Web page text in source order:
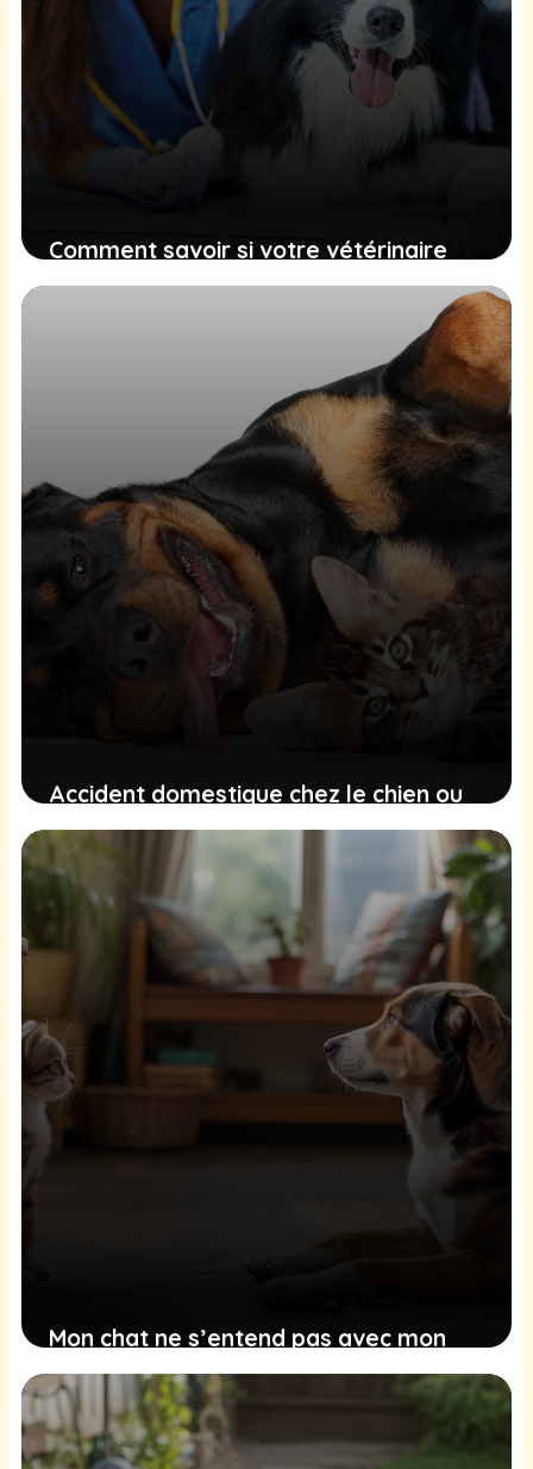
Comment savoir si votre vétérinaire
utilise les bons outils technologiques
(et pourquoi ça compte pour votre
Accident domestique chez le chien ou
le chat : comment réagir
immédiatement ?
6 mars 2026
Mon chat ne s’entend pas avec mon
chien, comment faire ?
27 janvier 2026